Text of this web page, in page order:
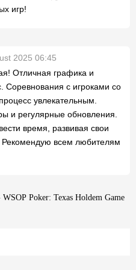
игр!
2025 06:45
Отличная графика и
Соревнования с игроками со
увлекательным.
и регулярные обновления.
время, развивая свои
Рекомендую всем любителям
WSOP Poker: Texas Holdem Game